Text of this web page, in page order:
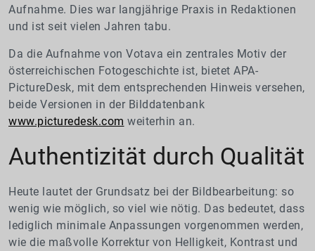
Aufnahme. Dies war langjährige Praxis in Redaktionen
und ist seit vielen Jahren tabu.
Da die Aufnahme von Votava ein zentrales Motiv der
österreichischen Fotogeschichte ist, bietet APA-
PictureDesk, mit dem entsprechenden Hinweis versehen,
beide Versionen in der Bilddatenbank
www.picturedesk.com weiterhin an.
Authentizität durch Qualität
Heute lautet der Grundsatz bei der Bildbearbeitung: so
wenig wie möglich, so viel wie nötig. Das bedeutet, dass
lediglich minimale Anpassungen vorgenommen werden,
wie die maßvolle Korrektur von Helligkeit, Kontrast und